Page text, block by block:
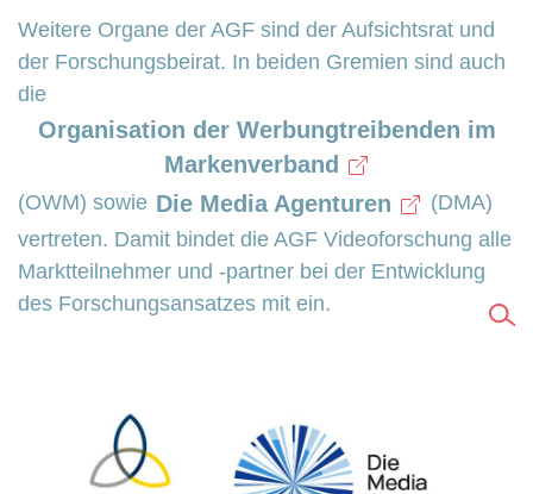
Weitere Organe der AGF sind der Aufsichtsrat und
der Forschungsbeirat. In beiden Gremien sind auch
die
Organisation der Werbungtreibenden im
Markenverband
(OWM) sowie Die Media Agenturen
(DMA)
vertreten. Damit bindet die AGF Videoforschung alle
Marktteilnehmer und -partner bei der Entwicklung
des Forschungsansatzes mit ein.